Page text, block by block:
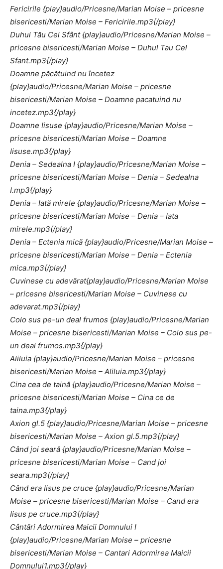
Fericirile {play}audio/Pricesne/Marian Moise – pricesne
bisericesti/Marian Moise – Fericirile.mp3{/play}
Duhul Tău Cel Sfânt {play}audio/Pricesne/Marian Moise –
pricesne bisericesti/Marian Moise – Duhul Tau Cel
Sfant.mp3{/play}
Doamne păcătuind nu încetez
{play}audio/Pricesne/Marian Moise – pricesne
bisericesti/Marian Moise – Doamne pacatuind nu
incetez.mp3{/play}
Doamne Iisuse {play}audio/Pricesne/Marian Moise –
pricesne bisericesti/Marian Moise – Doamne
Iisuse.mp3{/play}
Denia – Sedealna I {play}audio/Pricesne/Marian Moise –
pricesne bisericesti/Marian Moise – Denia – Sedealna
I.mp3{/play}
Denia – Iată mirele {play}audio/Pricesne/Marian Moise –
pricesne bisericesti/Marian Moise – Denia – Iata
mirele.mp3{/play}
Denia – Ectenia mică {play}audio/Pricesne/Marian Moise –
pricesne bisericesti/Marian Moise – Denia – Ectenia
mica.mp3{/play}
Cuvinese cu adevărat{play}audio/Pricesne/Marian Moise
– pricesne bisericesti/Marian Moise – Cuvinese cu
adevarat.mp3{/play}
Colo sus pe-un deal frumos {play}audio/Pricesne/Marian
Moise – pricesne bisericesti/Marian Moise – Colo sus pe-
un deal frumos.mp3{/play}
Aliluia {play}audio/Pricesne/Marian Moise – pricesne
bisericesti/Marian Moise – Aliluia.mp3{/play}
Cina cea de taină {play}audio/Pricesne/Marian Moise –
pricesne bisericesti/Marian Moise – Cina ce de
taina.mp3{/play}
Axion gl.5 {play}audio/Pricesne/Marian Moise – pricesne
bisericesti/Marian Moise – Axion gl.5.mp3{/play}
Când joi seară {play}audio/Pricesne/Marian Moise –
pricesne bisericesti/Marian Moise – Cand joi
seara.mp3{/play}
Când era Iisus pe cruce {play}audio/Pricesne/Marian
Moise – pricesne bisericesti/Marian Moise – Cand era
Iisus pe cruce.mp3{/play}
Cântări Adormirea Maicii Domnului I
{play}audio/Pricesne/Marian Moise – pricesne
bisericesti/Marian Moise – Cantari Adormirea Maicii
Domnului1.mp3{/play}